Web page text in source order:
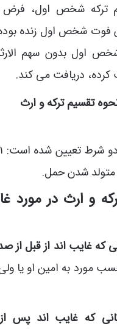
ترکه شخص اول،
شخص اول زنده بوده
اول بدون سهم
دریافت می کند.
تقسیم ترکه و ارث
و ارث در مورد
که غایب اند از قبل از
مورد به امین او یا
که غایب اند پس